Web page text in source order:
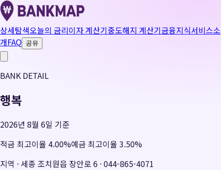
상세탐색오늘의 금리이자 계산기중도해지 계산기금융지식서비스소
개FAQ 공유
BANK DETAIL
행복
2026년 8월 6일 기준
적금 최고이율 4.00%예금 최고이율 3.50%
지역 ·세종 조치원읍 장안로 6 ·044-865-4071